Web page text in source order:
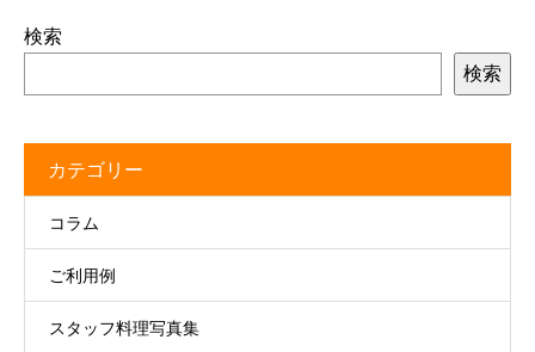
検索
検索
カテゴリー
コラム
ご利用例
スタッフ料理写真集